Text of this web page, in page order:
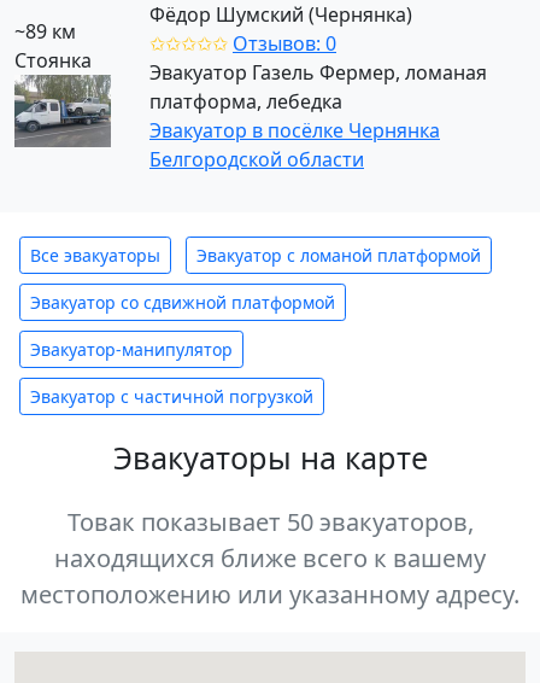
~89 км
Стоянка
Фёдор Шумский (Чернянка)
✩✩✩✩✩ Отзывов: 0
Эвакуатор Газель Фермер, ломаная
платформа, лебедка
Эвакуатор в посёлке Чернянка
Белгородской области
Все эвакуаторы Эвакуатор с ломаной платформой
Эвакуатор со сдвижной платформой
Эвакуатор-манипулятор
Эвакуатор с частичной погрузкой
Эвакуаторы на карте
Товак показывает 50 эвакуаторов,
находящихся ближе всего к вашему
местоположению или указанному адресу.